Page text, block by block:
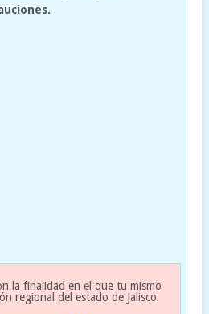
la finalidad en el que tu mismo
regional del estado de Jalisco